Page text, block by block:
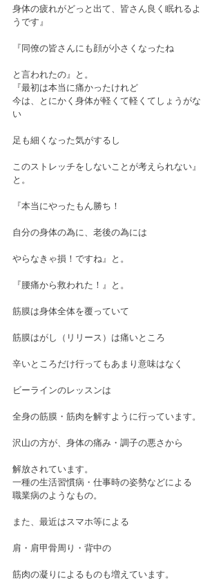
身体の疲れがどっと出て、皆さん良く眠れるよ
うです』
『同僚の皆さんにも顔が小さくなったね
と言われたの』と。
『最初は本当に痛かったけれど
今は、とにかく身体が軽くて軽くてしょうがな
い
足も細くなった気がするし
このストレッチをしないことが考えられない』
と。
『本当にやったもん勝ち！
自分の身体の為に、老後の為には
やらなきゃ損！ですね』と。
『腰痛から救われた！』と。
筋膜は身体全体を覆っていて
筋膜はがし（リリース）は痛いところ
辛いところだけ行ってもあまり意味はなく
ビーラインのレッスンは
全身の筋膜・筋肉を解すように行っています。
沢山の方が、身体の痛み・調子の悪さから
解放されています。
一種の生活習慣病・仕事時の姿勢などによる
職業病のようなもの。
また、最近はスマホ等による
肩・肩甲骨周り・背中の
筋肉の凝りによるものも増えています。